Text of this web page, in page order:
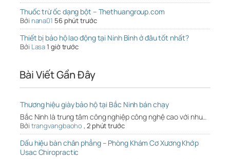
Thuốc trừ ốc dạng bột – Thethuangroup.com
Bởi nana01 56 phút trước
Thiết bị bảo hộ lao động tại Ninh Bình ở đâu tốt nhất?
Bởi Lasa1 giờ trước
Bài Viết Gần Đây
Thương hiệu giày bảo hộ tại Bắc Ninh bán chạy
Bắc Ninh là trung tâm công nghiệp công nghệ cao với nhu…
Bởi trangvangbaoho , 2 phút trước
Dấu hiệu bàn chân phẳng – Phòng Khám Cơ Xương Khớp
Usac Chiropractic